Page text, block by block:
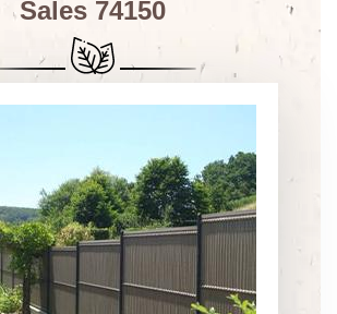
Sales 74150